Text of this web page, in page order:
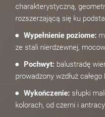
charakterystyczną,
rozszerzającą się ku
Wypełnienie poziome:
ze stali nierdzewnej,
Pochwyt: balustradę
prowadzony wzdłuż całego
Wykończenie: słupki
kolorach, od czerni i